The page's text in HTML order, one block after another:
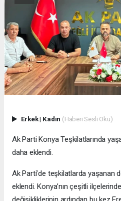
Erkek| Kadın (Haberi Sesli Oku)
Ak Parti Konya Teşkilatlarında
daha eklendi.
Ak Parti’de teşkilatlarda yaşanan
eklendi. Konya’nın çeşitli